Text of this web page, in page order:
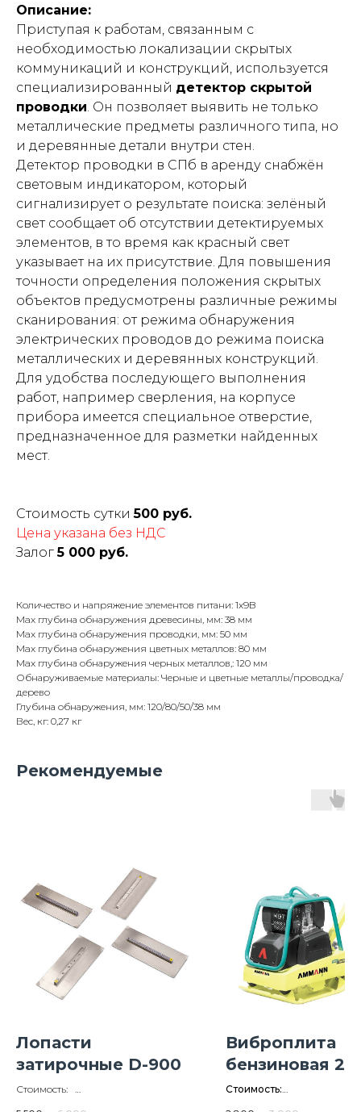
Описание:
Приступая к работам, связанным с
необходимостью локализации скрытых
коммуникаций и конструкций, используется
специализированный детектор скрытой
проводки. Он позволяет выявить не только
металлические предметы различного типа, но
и деревянные детали внутри стен.
Детектор проводки в СПб в аренду снабжён
световым индикатором, который
сигнализирует о результате поиска: зелёный
свет сообщает об отсутствии детектируемых
элементов, в то время как красный свет
указывает на их присутствие. Для повышения
точности определения положения скрытых
объектов предусмотрены различные режимы
сканирования: от режима обнаружения
электрических проводов до режима поиска
металлических и деревянных конструкций.
Для удобства последующего выполнения
работ, например сверления, на корпусе
прибора имеется специальное отверстие,
предназначенное для разметки найденных
мест.
Стоимость сутки500 руб.
Цена указана без НДС
Залог5 000 руб.
Количество и напряжение элементов питани: 1х9B
Max глубина обнаружения древесины, мм: 38 мм
Max глубина обнаружения проводки, мм: 50 мм
Max глубина обнаружения цветных металлов: 80 мм
Max глубина обнаружения черных металлов,: 120 мм
Обнаруживаемые материалы: Черные и цветные металлы/проводка/
дерево
Глубина обнаружения, мм: 120/80/50/38 мм
Вес, кг: 0,27 кг
Рекомендуемые
Лопасти
затирочные D-900
Стоимость:
Виброплита
бензиновая
TSS AMMANN
Стоимость: